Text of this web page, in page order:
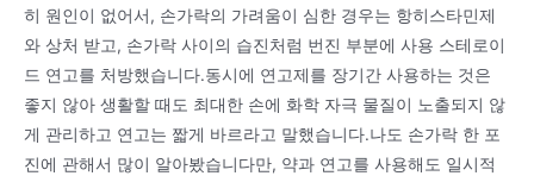
히 원인이 없어서, 손가락의 가려움이 심한 경우는 항히스타민제
와 상처 받고, 손가락 사이의 습진처럼 번진 부분에 사용 스테로이
드 연고를 처방했습니다.동시에 연고제를 장기간 사용하는 것은
좋지 않아 생활할 때도 최대한 손에 화학 자극 물질이 노출되지 않
게 관리하고 연고는 짧게 바르라고 말했습니다.나도 손가락 한 포
진에 관해서 많이 알아봤습니다만, 약과 연고를 사용해도 일시적